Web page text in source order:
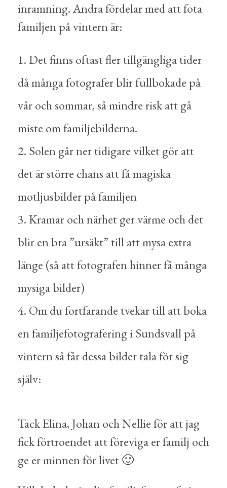
inramning. Andra fördelar med att fota
familjen på vintern är:
Det finns oftast fler tillgängliga tider
då många fotografer blir fullbokade på
vår och sommar, så mindre risk att gå
miste om familjebilderna.
Solen går ner tidigare vilket gör att
det är större chans att få magiska
motljusbilder på familjen
Kramar och närhet ger värme och det
blir en bra ”ursäkt” till att mysa extra
länge (så att fotografen hinner få många
mysiga bilder)
Om du fortfarande tvekar till att boka
en familjefotografering i Sundsvall på
vintern så får dessa bilder tala för sig
själv:
Tack Elina, Johan och Nellie för att jag
fick förtroendet att föreviga er familj och
ge er minnen för livet 🙂